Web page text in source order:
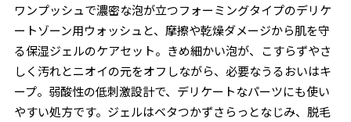
ワンプッシュで濃密な泡が立つフォーミングタイプのデリケ
ートゾーン用ウォッシュと、摩擦や乾燥ダメージから肌を守
る保湿ジェルのケアセット。きめ細かい泡が、こすらずやさ
しく汚れとニオイの元をオフしながら、必要なうるおいはキ
ープ。弱酸性の低刺激設計で、デリケートなパーツにも使い
やすい処方です。ジェルはベタつかずさらっとなじみ、脱毛